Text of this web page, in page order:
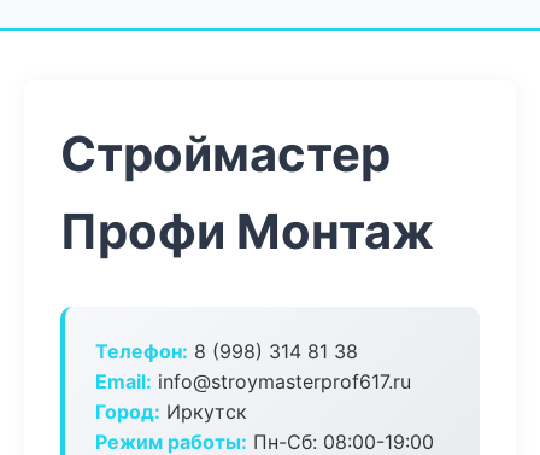
Строймастер
Профи Монтаж
Телефон: 8 (998) 314 81 38
Email: info@stroymasterprof617.ru
Город: Иркутск
Режим работы: Пн-Сб: 08:00-19:00